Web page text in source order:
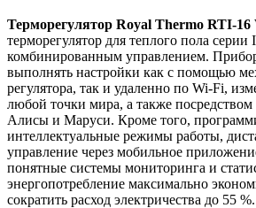
Терморегулятор Royal Thermo RTI-16
терморегулятор для теплого пола серии
комбинированным управлением.
выполнять настройки как с помощью
регулятора, так и удаленно по Wi-Fi,
любой точки мира, а также
Алисы и Маруси. Кроме того,
интеллектуальные режимы работы,
управление через мобильное
понятные системы мониторинга и
энергопотребление максимально
сократить расход электричества до 55 %.